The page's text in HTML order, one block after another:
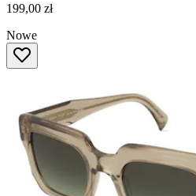
199,00 zł
Nowe